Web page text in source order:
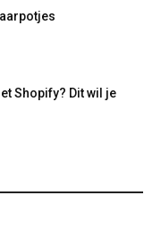
Shopify? Dit wil je